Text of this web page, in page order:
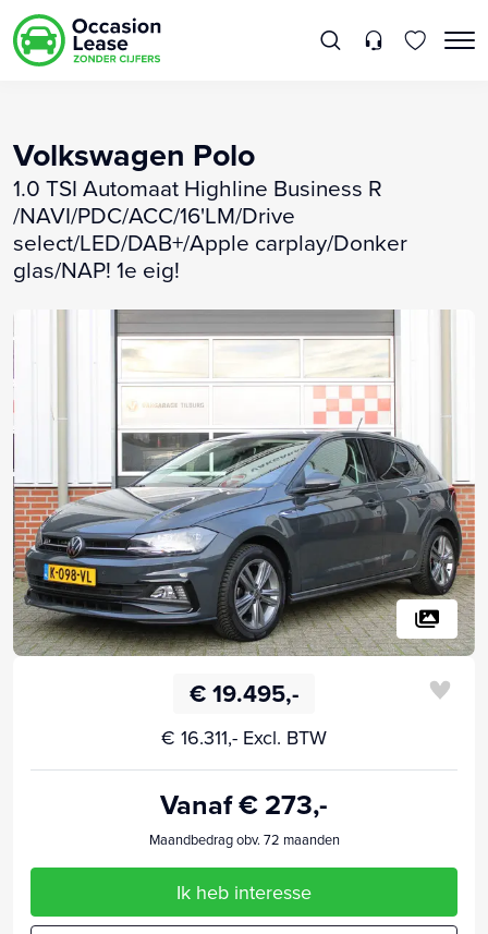
Volkswagen Polo
1.0 TSI Automaat Highline Business R
/NAVI/PDC/ACC/16'LM/Drive
select/LED/DAB+/Apple carplay/Donker
glas/NAP! 1e eig!
€ 19.495,-
€ 16.311,- Excl. BTW
Vanaf € 273,-
Maandbedrag obv. 72 maanden
Ik heb interesse